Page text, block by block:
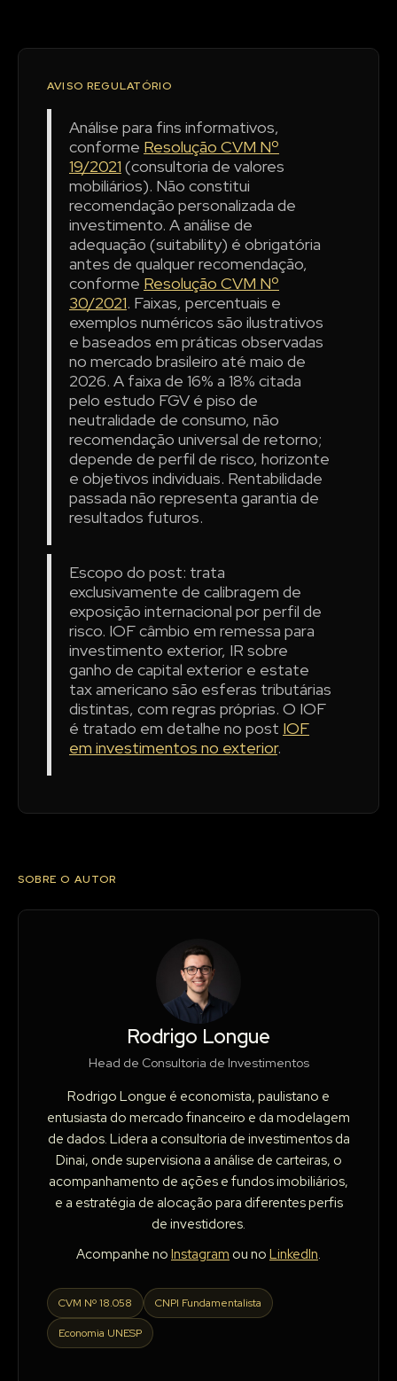
AVISO REGULATÓRIO
Análise para fins informativos,
conforme Resolução CVM Nº
19/2021 (consultoria de valores
mobiliários). Não constitui
recomendação personalizada de
investimento. A análise de
adequação (suitability) é obrigatória
antes de qualquer recomendação,
conforme Resolução CVM Nº
30/2021. Faixas, percentuais e
exemplos numéricos são ilustrativos
e baseados em práticas observadas
no mercado brasileiro até maio de
2026. A faixa de 16% a 18% citada
pelo estudo FGV é piso de
neutralidade de consumo, não
recomendação universal de retorno;
depende de perfil de risco, horizonte
e objetivos individuais. Rentabilidade
passada não representa garantia de
resultados futuros.
Escopo do post: trata
exclusivamente de calibragem de
exposição internacional por perfil de
risco. IOF câmbio em remessa para
investimento exterior, IR sobre
ganho de capital exterior e estate
tax americano são esferas tributárias
distintas, com regras próprias. O IOF
é tratado em detalhe no post IOF
em investimentos no exterior.
SOBRE O AUTOR
Rodrigo Longue
Head de Consultoria de Investimentos
Rodrigo Longue é economista, paulistano e
entusiasta do mercado financeiro e da modelagem
de dados. Lidera a consultoria de investimentos da
Dinai, onde supervisiona a análise de carteiras, o
acompanhamento de ações e fundos imobiliários,
e a estratégia de alocação para diferentes perfis
de investidores.
Acompanhe no Instagram ou no LinkedIn.
CVM Nº 18.058 CNPI Fundamentalista
Economia UNESP